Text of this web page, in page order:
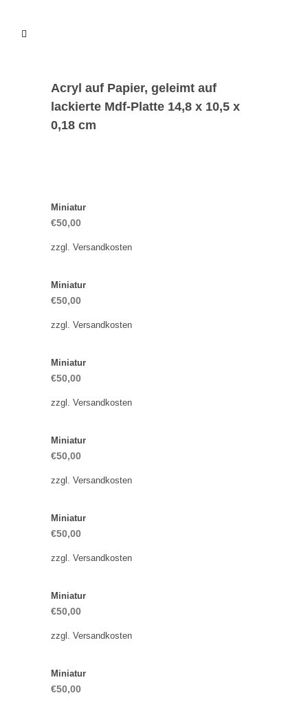
Acryl auf Papier, geleimt auf
lackierte Mdf-Platte 14,8 x 10,5 x
0,18 cm
Miniatur
€50,00
zzgl. Versandkosten
Miniatur
€50,00
zzgl. Versandkosten
Miniatur
€50,00
zzgl. Versandkosten
Miniatur
€50,00
zzgl. Versandkosten
Miniatur
€50,00
zzgl. Versandkosten
Miniatur
€50,00
zzgl. Versandkosten
Miniatur
€50,00